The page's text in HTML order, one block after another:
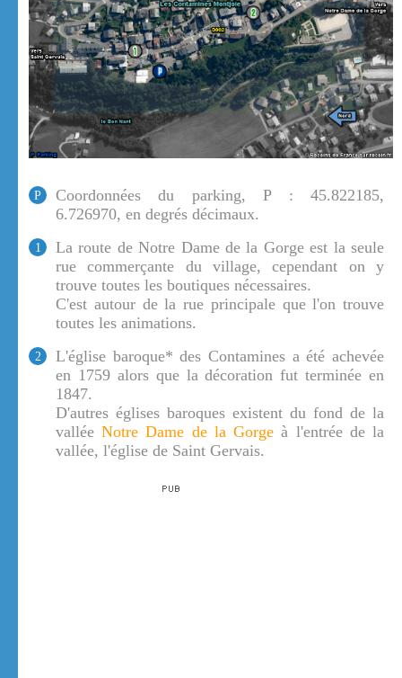
P
Coordonnées du parking, P : 45.822185,
6.726970, en degrés décimaux.
1
La route de Notre Dame de la Gorge est la seule
rue commerçante du village, cependant on y
trouve toutes les boutiques nécessaires.
C'est autour de la rue principale que l'on trouve
toutes les animations.
2
L'église baroque* des Contamines a été achevée
en 1759 alors que la décoration fut terminée en
1847.
D'autres églises baroques existent du fond de la
valléeNotre Dame de la Gorge à l'entrée de la
vallée, l'église de Saint Gervais.